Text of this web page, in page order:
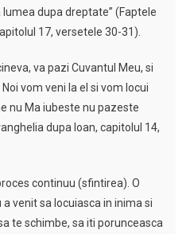
lumea dupa dreptate” (Faptele
17, versetele 30-31).
va pazi Cuvantul Meu, si
vom veni la el si vom locui
nu Ma iubeste nu pazeste
dupa Ioan, capitolul 14,
continuu (sfintirea). O
venit sa locuiasca in inima si
te schimbe, sa iti porunceasca